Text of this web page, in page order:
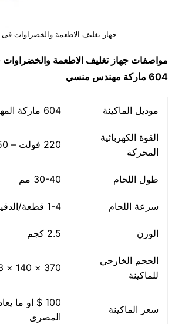
جهاز تغليف الاطعمة والخضراوات
مواصفات جهاز تغليف الاطعمة
604 ماركة مهندس منسي
موديل الماكينة 604 ماركة المهندس منسي
القوة الكهربائية
المحركة
220 فولت – 50هرتز
طول اللحام 30-40 مم
سرعة اللحام 1-4 قطعة/الدقيقة
الوزن 2.5 كجم
الحجم الخارجي
للماكينة
370 × 140 × 73 مم
سعر الماكينة
100 $ او ما
المصرى